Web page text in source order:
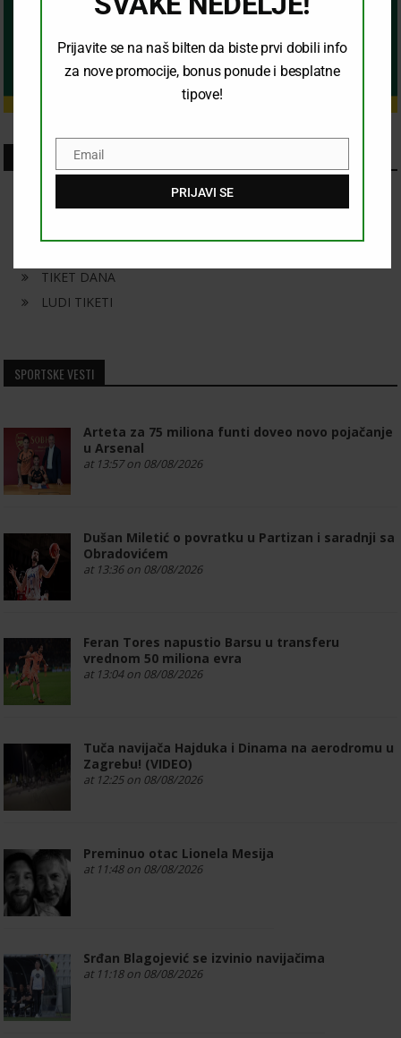
SKORASNJI CLANCI
TIKET DANA
LUDI TIKETI
SPORTSKE VESTI
Arteta za 75 miliona funti doveo novo pojačanje
u Arsenal
at 13:57 on 08/08/2026
Dušan Miletić o povratku u Partizan i saradnji sa
Obradovićem
at 13:36 on 08/08/2026
Feran Tores napustio Barsu u transferu
vrednom 50 miliona evra
at 13:04 on 08/08/2026
Tuča navijača Hajduka i Dinama na aerodromu u
Zagrebu! (VIDEO)
at 12:25 on 08/08/2026
Preminuo otac Lionela Mesija
at 11:48 on 08/08/2026
Srđan Blagojević se izvinio navijačima
at 11:18 on 08/08/2026
Prijavite se na naš bilten da biste prvi dobili info
za nove promocije, bonus ponude i besplatne
tipove!
Email
Email
PRIJAVI SE